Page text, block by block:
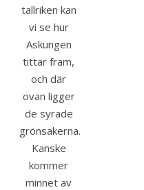
tallriken kan
vi se hur
Askungen
tittar fram,
och där
ovan ligger
de syrade
grönsakerna.
Kanske
kommer
minnet av